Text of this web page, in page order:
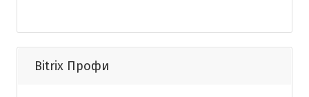
Bitrix Профи